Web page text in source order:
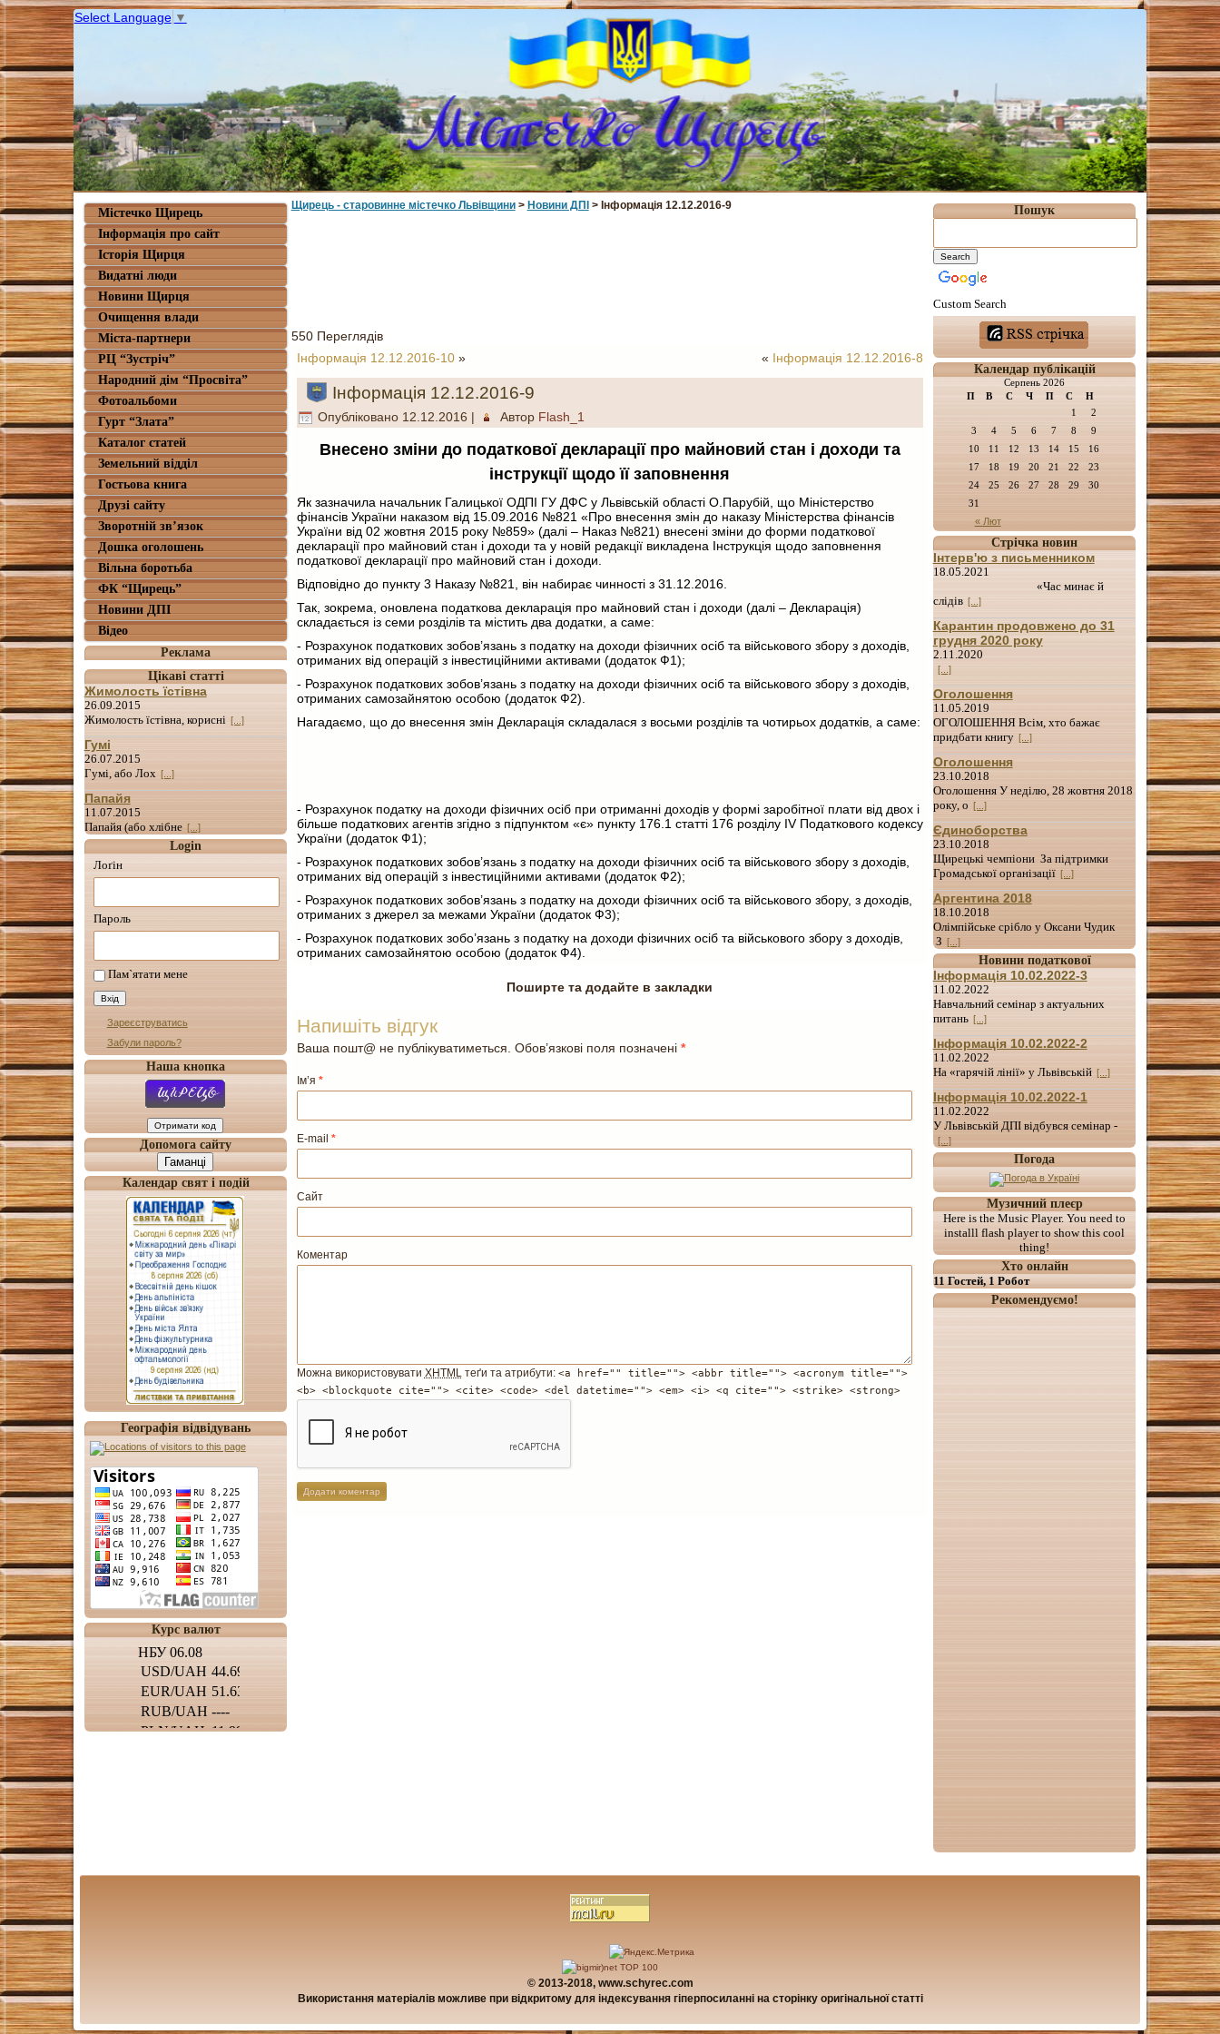
Select Language ▼
Містечко Щирець
Інформація про сайт
Історія Щирця
Видатні люди
Новини Щирця
Очищення влади
Міста-партнери
РЦ “Зустріч”
Народний дім “Просвіта”
Фотоальбоми
Гурт “Злата”
Каталог статей
Земельний відділ
Гостьова книга
Друзі сайту
Зворотній зв’язок
Дошка оголошень
Вільна боротьба
ФК “Щирець”
Новини ДПІ
Відео
Реклама
Цікаві статті
Жимолость їстівна
26.09.2015
Жимолость їстівна, корисні [...]
Гумі
26.07.2015
Гумі, або Лох [...]
Папайя
11.07.2015
Папайя (або хлібне [...]
Login
Лоґін
Пароль
Пам`ятати мене
Зареєструватись
Забули пароль?
Наша кнопка
Допомога сайту
Гаманці
Календар свят і подій
Географія відвідувань
Курс валют
Щирець - старовинне мiстечко Львiвщини> Новини ДПІ > Інформація 12.12.2016-9
550 Переглядів
Інформація 12.12.2016-10» « Інформація 12.12.2016-8
Інформація 12.12.2016-9
Опубліковано 12.12.2016 | Автор Flash_1
Внесено зміни до податкової декларації про майновий стан і доходи та
інструкції щодо її заповнення
Як зазначила начальник Галицької ОДПІ ГУ ДФС у Львівській області О.Парубій, що Міністерство
фінансів України наказом від 15.09.2016 №821 «Про внесення змін до наказу Міністерства фінансів
України від 02 жовтня 2015 року №859» (далі – Наказ №821) внесені зміни до форми податкової
декларації про майновий стан і доходи та у новій редакції викладена Інструкція щодо заповнення
податкової декларації про майновий стан і доходи.
Відповідно до пункту 3 Наказу №821, він набирає чинності з 31.12.2016.
Так, зокрема, оновлена податкова декларація про майновий стан і доходи (далі – Декларація)
складається із семи розділів та містить два додатки, а саме:
- Розрахунок податкових зобов’язань з податку на доходи фізичних осіб та військового збору з доходів,
отриманих від операцій з інвестиційними активами (додаток Ф1);
- Розрахунок податкових зобов’язань з податку на доходи фізичних осіб та військового збору з доходів,
отриманих самозайнятою особою (додаток Ф2).
Нагадаємо, що до внесення змін Декларація складалася з восьми розділів та чотирьох додатків, а саме:
- Розрахунок податку на доходи фізичних осіб при отриманні доходів у формі заробітної плати від двох і
більше податкових агентів згідно з підпунктом «є» пункту 176.1 статті 176 розділу IV Податкового кодексу
України (додаток Ф1);
- Розрахунок податкових зобов’язань з податку на доходи фізичних осіб та військового збору з доходів,
отриманих від операцій з інвестиційними активами (додаток Ф2);
- Розрахунок податкових зобов’язань з податку на доходи фізичних осіб та військового збору, з доходів,
отриманих з джерел за межами України (додаток Ф3);
- Розрахунок податкових зобо’язань з податку на доходи фізичних осіб та військового збору з доходів,
отриманих самозайнятою особою (додаток Ф4).
Поширте та додайте в закладки
Напишіть відгук
Ваша пошт@ не публікуватиметься. Обов’язкові поля позначені *
Ім’я *
E-mail *
Сайт
Коментар
Можна використовувати XHTMLтеґи та атрибути: <a href="" title=""> <abbr title=""> <acronym title="">
<b> <blockquote cite=""> <cite> <code> <del datetime=""> <em> <i> <q cite=""> <strike> <strong>
Пошук
Custom Search
Календар публікацій
Серпень 2026
П
В С Ч П С Н
« Лют
1
2
3
4 5 6 7 8
9
10
11 12 13 14 15
16
17
18 19 20 21 22
23
24
25 26 27 28 29
30
31
Стрічка новин
Інтерв'ю з письменником
18.05.2021
«Час минає й
слідів [...]
Карантин продовжено до 31
грудня 2020 року
2.11.2020
[...]
Оголошення
11.05.2019
ОГОЛОШЕННЯ Всім, хто бажає
придбати книгу [...]
Оголошення
23.10.2018
Оголошення У неділю, 28 жовтня 2018
року, о [...]
Єдиноборства
23.10.2018
Щирецькі чемпіони За підтримки
Громадської організації [...]
Аргентина 2018
18.10.2018
Олімпійське срібло у Оксани Чудик
З [...]
Новини податкової
Інформація 10.02.2022-3
11.02.2022
Навчальний семінар з актуальних
питань [...]
Інформація 10.02.2022-2
11.02.2022
На «гарячій лінії» у Львівській [...]
Інформація 10.02.2022-1
11.02.2022
У Львівській ДПІ відбувся семінар -
[...]
Погода
Музичний плеєр
Here is the Music Player. You need to
installl flash player to show this cool
thing!
Хто онлайн
11 Гостей, 1 Робот
Рекомендуємо!
© 2013-2018, www.schyrec.com
Використання матеріалів можливе при відкритому для індексування гіперпосиланні на сторінку оригінальної статті